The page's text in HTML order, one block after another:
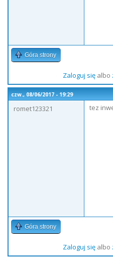
Góra strony
Zaloguj sięalbo
czw., 08/06/2017 - 19:29
romet123321
tez
Góra strony
Zaloguj sięalbo